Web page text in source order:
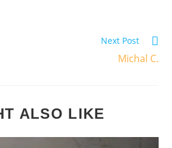
Next Post
Michal C.
ALSO LIKE